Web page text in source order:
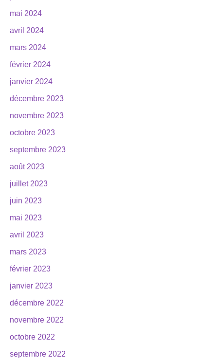
mai 2024
avril 2024
mars 2024
février 2024
janvier 2024
décembre 2023
novembre 2023
octobre 2023
septembre 2023
août 2023
juillet 2023
juin 2023
mai 2023
avril 2023
mars 2023
février 2023
janvier 2023
décembre 2022
novembre 2022
octobre 2022
septembre 2022